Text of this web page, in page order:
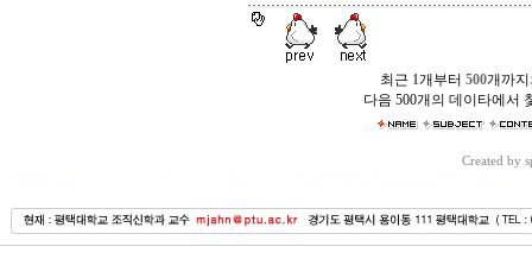
최근 1개부터 500개까
다음 500개의 데이타에서
Created by